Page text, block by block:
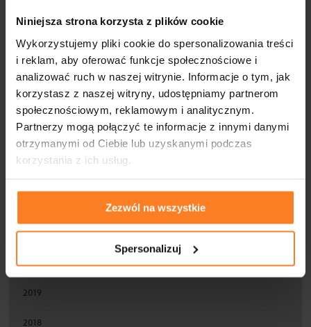
Niniejsza strona korzysta z plików cookie
Wykorzystujemy pliki cookie do spersonalizowania treści
i reklam, aby oferować funkcje społecznościowe i
analizować ruch w naszej witrynie. Informacje o tym, jak
korzystasz z naszej witryny, udostępniamy partnerom
społecznościowym, reklamowym i analitycznym.
Partnerzy mogą połączyć te informacje z innymi danymi
otrzymanymi od Ciebie lub uzyskanymi podczas
korzystania z ich usług.
Zezwól na wszystkie
Spersonalizuj
ARCHIWUM
2026
2025
2024
2021
2020
2019
2018